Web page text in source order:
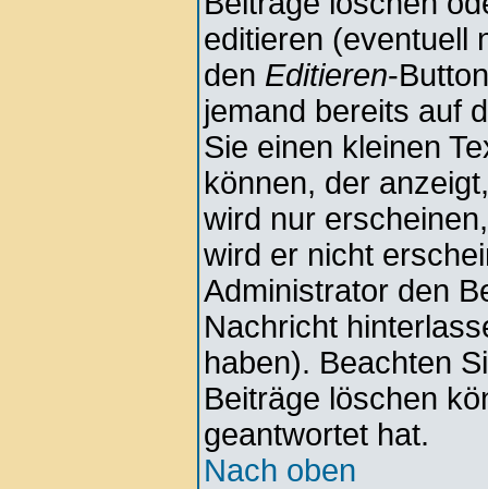
editieren (eventuell
den Editieren-
jemand bereits auf
Sie einen kleinen
können, der
wird nur
wird er nicht
Administrator den
Nachricht
haben). Beachten
Beiträge löschen
geantwortet hat.
Nach oben